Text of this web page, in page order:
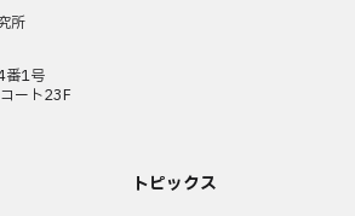
所
番1号
ート23F
トピックス